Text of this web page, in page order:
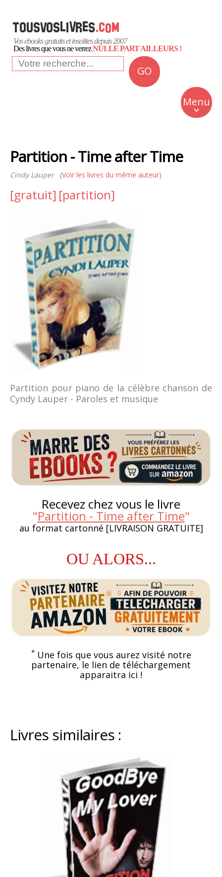
Vos ebooks gratuits et insolites depuis 2007
Des livres que vous ne verrezNULLE PART AILLEURS !
GO
Menu
Insolite
Business
Culture
Quotidien
Partition - Time after Time
Cindy Lauper(Voir les livres du même auteur)
[gratuit] [partition]
Partition pour piano de la célèbre chanson de
Cyndy Lauper - Paroles et musique
Recevez chez vous le livre
"Partition - Time after Time"
au format cartonné [LIVRAISON GRATUITE]
OU ALORS...
*Une fois que vous aurez visité notre
partenaire, le lien de téléchargement
apparaitra ici !
Livres similaires :